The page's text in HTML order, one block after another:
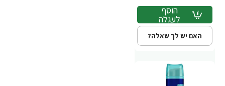
הוסף
לעגלה
האם יש לך שאלה?